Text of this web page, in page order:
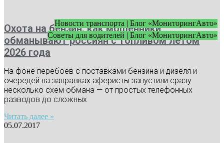
Новости транспорта | Блог «МониторингАвто»
Советы для водителей | Блог «МониторингАвто»
Охота на бензин: как мошенники
обманывают россиян с топливом летом
2026 года
На фоне перебоев с поставками бензина и дизеля и
очередей на заправках аферисты запустили сразу
несколько схем обмана — от простых телефонных
разводов до сложных
Читать далее »
05.07.2017